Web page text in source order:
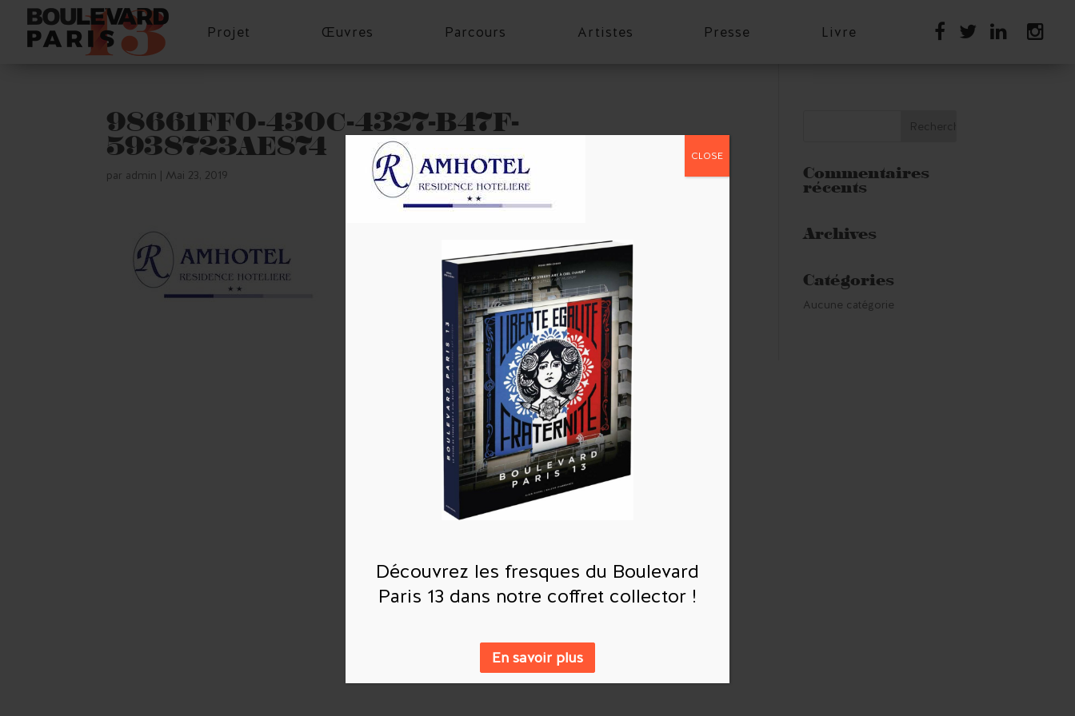
Projet Œuvres Parcours Artistes Presse Livre
98661FF0-430C-4327-B47F-
5938723AE874
par admin | Mai 23, 2019 Commentaires
récents
Archives
Catégories
Aucune catégorie
Découvrez les fresques du Boulevard
Paris 13 dans notre coffret collector !
En savoir plus
CLOSE